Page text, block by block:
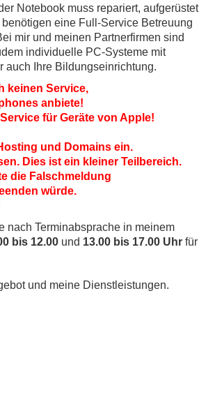
Notebook muss repariert, aufgerüstet
eine Full-Service Betreuung
mir und meinen Partnerfirmen sind
individuelle PC-Systeme mit
auch Ihre Bildungseinrichtung.
keinen Service,
anbiete!
für Geräte von Apple!
und Domains ein.
Dies ist ein kleiner Teilbereich.
die Falschmeldung
würde.
nach Terminabsprache in meinem
bis 12.00 und 13.00 bis 17.00 Uhr für
und meine Dienstleistungen.